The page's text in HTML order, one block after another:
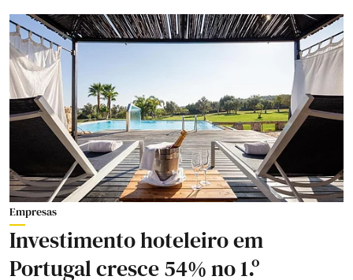
Empresas
Investimento hoteleiro em
Portugal cresce 54% no 1.º